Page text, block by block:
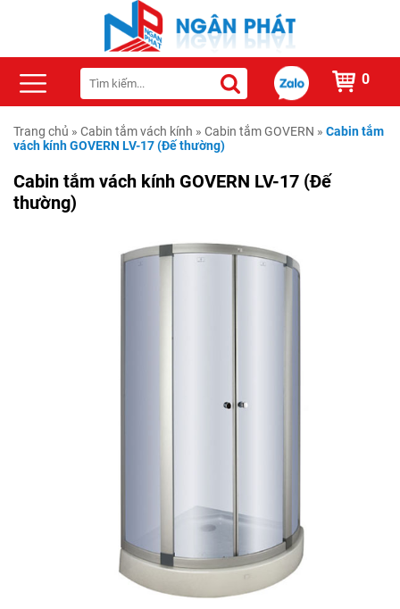
0
Trang chủ » Cabin tắm vách kính » Cabin tắm GOVERN » Cabin tắm
vách kính GOVERN LV-17 (Đế thường)
Cabin tắm vách kính GOVERN LV-17 (Đế
thường)